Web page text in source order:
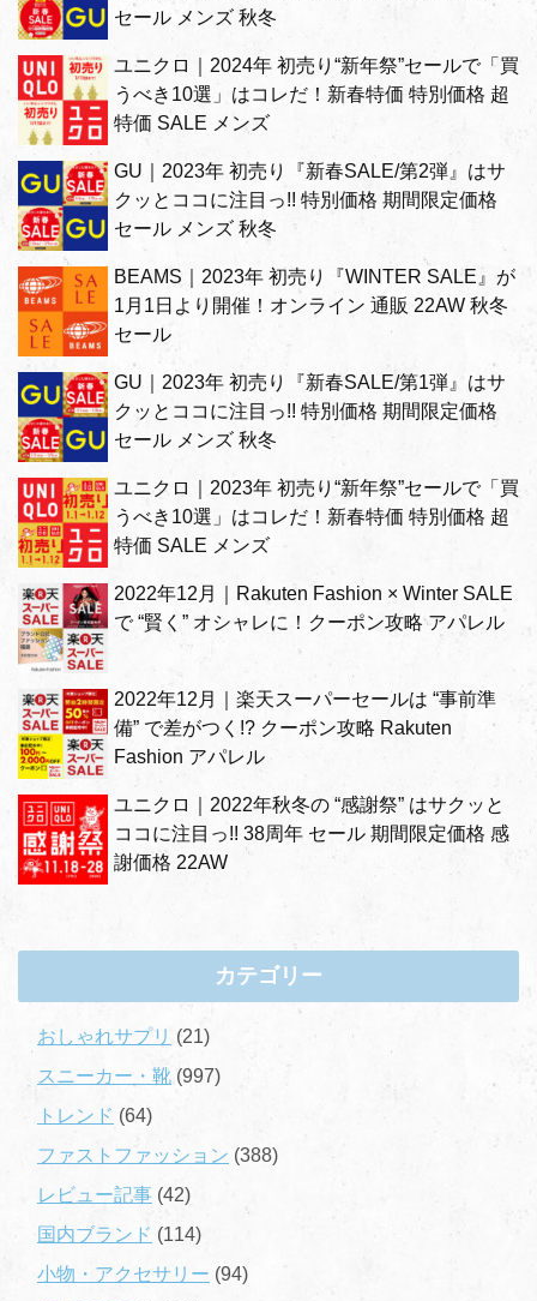
セール メンズ 秋冬
ユニクロ｜2024年 初売り“新年祭”セールで「買
うべき10選」はコレだ！新春特価 特別価格 超
特価 SALE メンズ
GU｜2023年 初売り『新春SALE/第2弾』はサ
クッとココに注目っ!! 特別価格 期間限定価格
セール メンズ 秋冬
BEAMS｜2023年 初売り『WINTER SALE』が
1月1日より開催！オンライン 通販 22AW 秋冬
セール
GU｜2023年 初売り『新春SALE/第1弾』はサ
クッとココに注目っ!! 特別価格 期間限定価格
セール メンズ 秋冬
ユニクロ｜2023年 初売り“新年祭”セールで「買
うべき10選」はコレだ！新春特価 特別価格 超
特価 SALE メンズ
2022年12月｜Rakuten Fashion × Winter SALE
で “賢く” オシャレに！クーポン攻略 アパレル
2022年12月｜楽天スーパーセールは “事前準
備” で差がつく!? クーポン攻略 Rakuten
Fashion アパレル
ユニクロ｜2022年秋冬の “感謝祭” はサクッと
ココに注目っ!! 38周年 セール 期間限定価格 感
謝価格 22AW
カテゴリー
おしゃれサプリ (21)
スニーカー・靴 (997)
トレンド (64)
ファストファッション (388)
レビュー記事 (42)
国内ブランド (114)
小物・アクセサリー (94)